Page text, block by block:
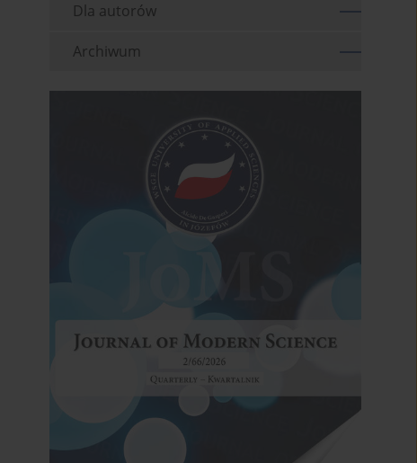
Dla autorów
Archiwum